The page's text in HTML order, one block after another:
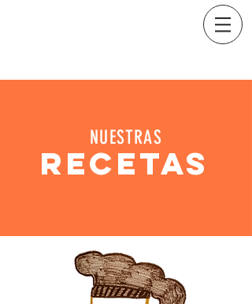
RECETAS
NUESTRAS